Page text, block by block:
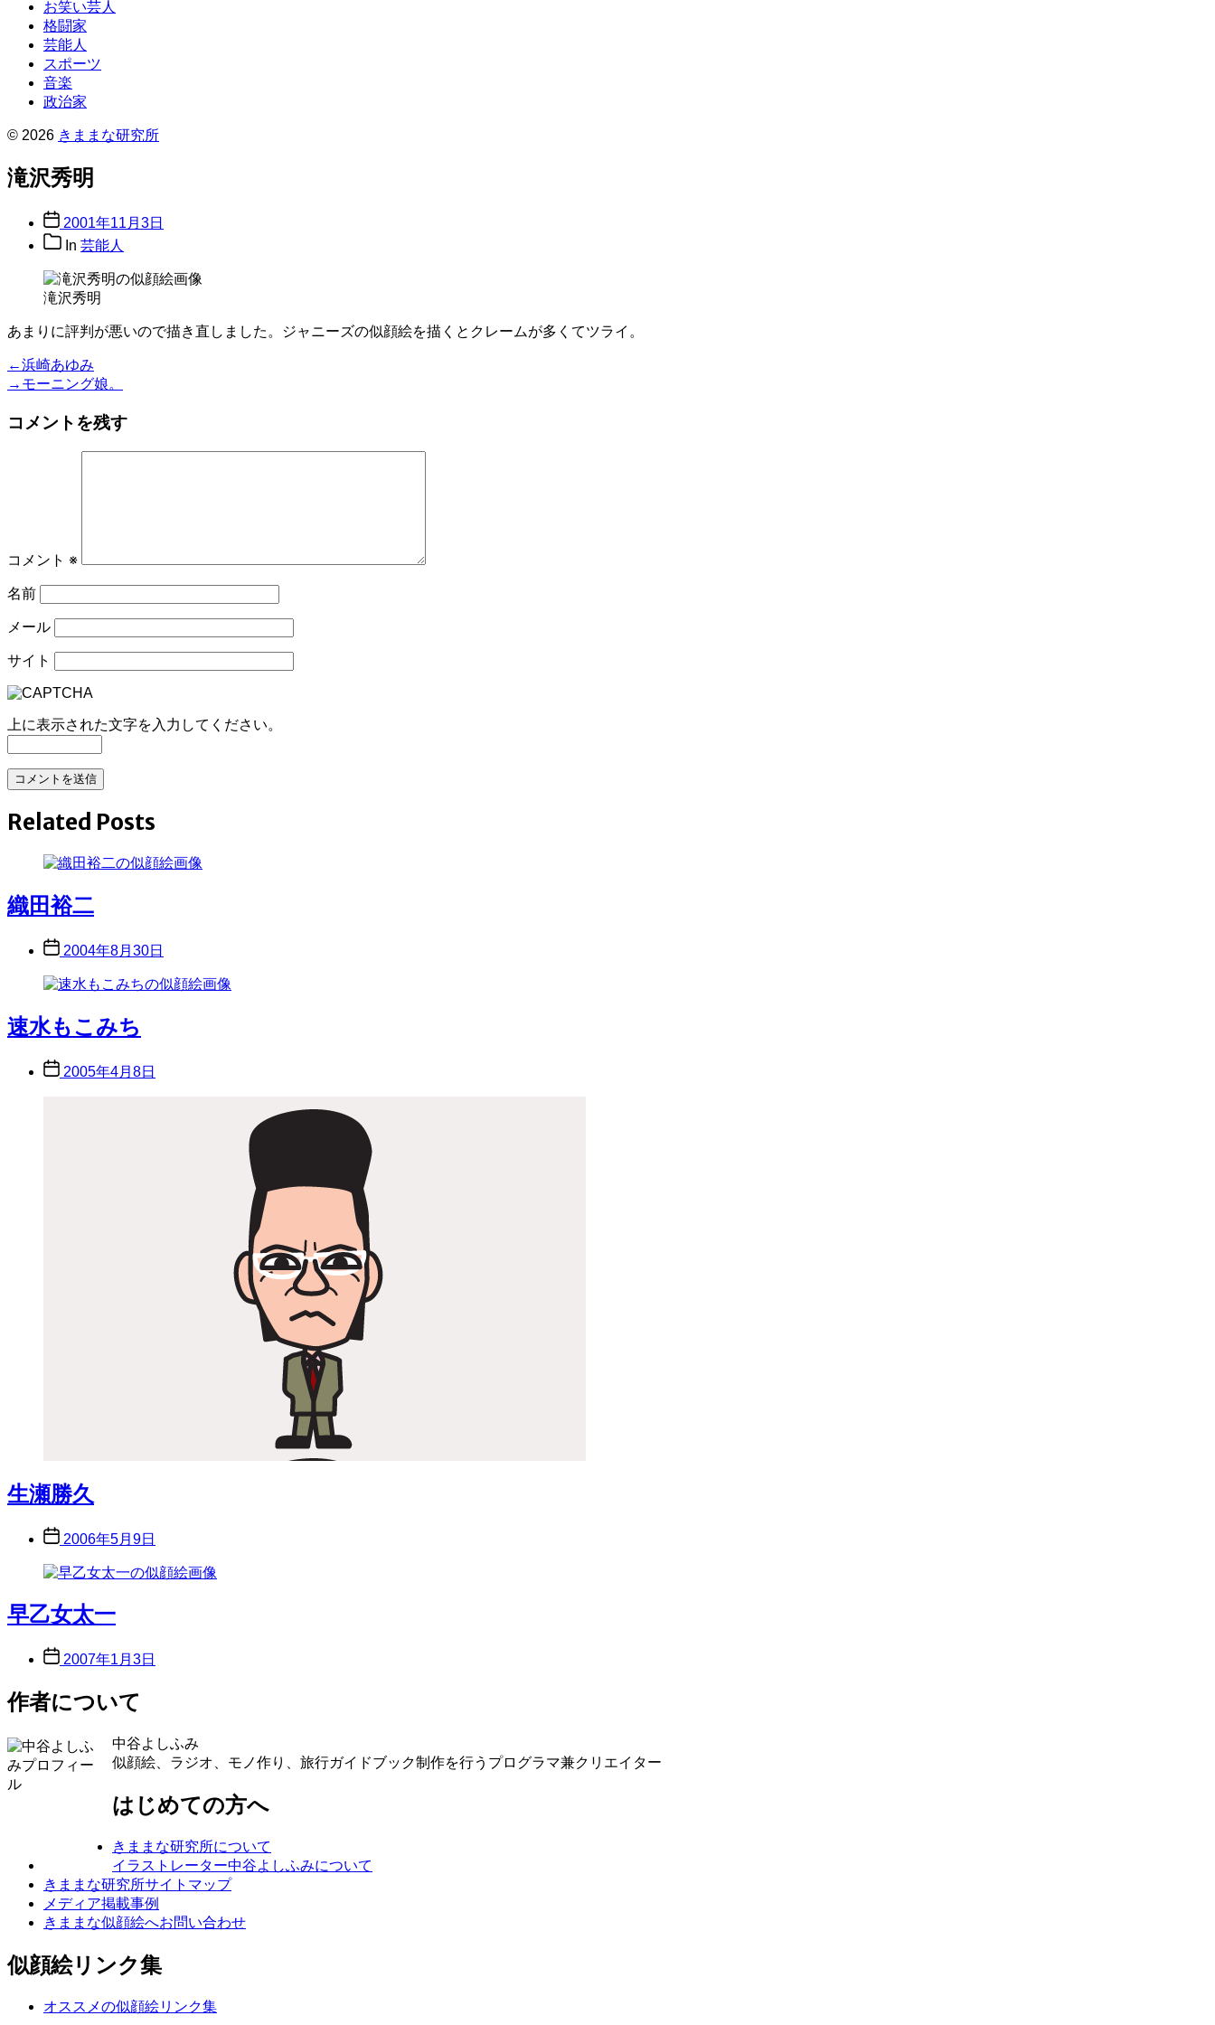
お笑い芸人
格闘家
芸能人
スポーツ
音楽
政治家
© 2026 きままな研究所
滝沢秀明
Post
date
2001年11月3日
Post
categories
In 芸能人
滝沢秀明
あまりに評判が悪いので描き直しました。ジャニーズの似顔絵を描くとクレームが多くてツライ。
投
稿
ナ
ョ
ン
←Previous
post:
浜崎あゆみ
→ Next
モーニング娘。
コメントを残す
コメント ※
名前
メール
サイト
上に表示された文字を入力してください。
Related Posts
織田裕二
Post
date
2004年8月30日
速水もこみち
Post
date
2005年4月8日
生瀬勝久
Post
date
2006年5月9日
早乙女太一
Post
date
2007年1月3日
作者について
中谷よしふみ
似顔絵、ラジオ、モノ作り、旅行ガイドブック制作を行うプログラマ兼クリエイター
はじめての方へ
きままな研究所について
イラストレーター中谷よしふみについて
きままな研究所サイトマップ
メディア掲載事例
きままな似顔絵へお問い合わせ
似顔絵リンク集
オススメの似顔絵リンク集